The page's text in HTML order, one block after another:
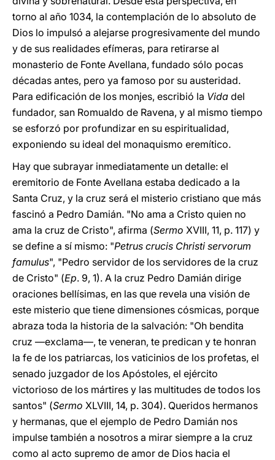
torno al año 1034, la contemplación de lo absoluto de
Dios lo impulsó a alejarse progresivamente del mundo
y de sus realidades efímeras, para retirarse al
monasterio de Fonte Avellana, fundado sólo pocas
décadas antes, pero ya famoso por su austeridad.
Para edificación de los monjes, escribió la Vida del
fundador, san Romualdo de Ravena, y al mismo tiempo
se esforzó por profundizar en su espiritualidad,
exponiendo su ideal del monaquismo eremítico.
Hay que subrayar inmediatamente un detalle: el
eremitorio de Fonte Avellana estaba dedicado a la
Santa Cruz, y la cruz será el misterio cristiano que más
fascinó a Pedro Damián. "No ama a Cristo quien no
ama la cruz de Cristo", afirma (Sermo XVIII, 11, p. 117) y
se define a sí mismo: "Petrus crucis Christi servorum
famulus", "Pedro servidor de los servidores de la cruz
de Cristo" (Ep. 9, 1). A la cruz Pedro Damián dirige
oraciones bellísimas, en las que revela una visión de
este misterio que tiene dimensiones cósmicas, porque
abraza toda la historia de la salvación: "Oh bendita
cruz —exclama—, te veneran, te predican y te honran
la fe de los patriarcas, los vaticinios de los profetas, el
senado juzgador de los Apóstoles, el ejército
victorioso de los mártires y las multitudes de todos los
santos" (Sermo XLVIII, 14, p. 304). Queridos hermanos
y hermanas, que el ejemplo de Pedro Damián nos
impulse también a nosotros a mirar siempre a la cruz
como al acto supremo de amor de Dios hacia el